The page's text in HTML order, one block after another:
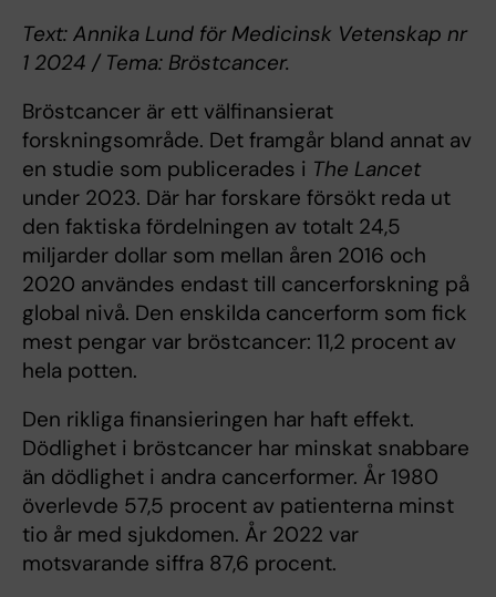
Text: Annika Lund för Medicinsk Vetenskap nr
1 2024 / Tema: Bröstcancer.
Bröstcancer är ett välfinansierat
forskningsområde. Det framgår bland annat av
en studie som publicerades i The Lancet
under 2023. Där har forskare försökt reda ut
den faktiska fördelningen av totalt 24,5
miljarder dollar som mellan åren 2016 och
2020 användes endast till cancerforskning på
global nivå. Den enskilda cancerform som fick
mest pengar var bröstcancer: 11,2 procent av
hela potten.
Den rikliga finansieringen har haft effekt.
Dödlighet i bröstcancer har minskat snabbare
än dödlighet i andra cancerformer. År 1980
överlevde 57,5 procent av patienterna minst
tio år med sjukdomen. År 2022 var
motsvarande siffra 87,6 procent.